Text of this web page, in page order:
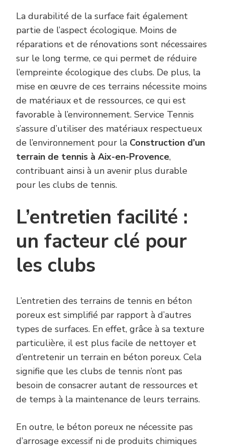
La durabilité de la surface fait également
partie de l’aspect écologique. Moins de
réparations et de rénovations sont nécessaires
sur le long terme, ce qui permet de réduire
l’empreinte écologique des clubs. De plus, la
mise en œuvre de ces terrains nécessite moins
de matériaux et de ressources, ce qui est
favorable à l’environnement. Service Tennis
s’assure d’utiliser des matériaux respectueux
de l’environnement pour la Construction d’un
terrain de tennis à Aix-en-Provence,
contribuant ainsi à un avenir plus durable
pour les clubs de tennis.
L’entretien facilité :
un facteur clé pour
les clubs
L’entretien des terrains de tennis en béton
poreux est simplifié par rapport à d’autres
types de surfaces. En effet, grâce à sa texture
particulière, il est plus facile de nettoyer et
d’entretenir un terrain en béton poreux. Cela
signifie que les clubs de tennis n’ont pas
besoin de consacrer autant de ressources et
de temps à la maintenance de leurs terrains.
En outre, le béton poreux ne nécessite pas
d’arrosage excessif ni de produits chimiques